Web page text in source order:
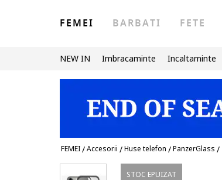
FEMEI BARBATI FETE
NEW IN Imbracaminte Incaltaminte
FEMEI/Accesorii /Huse telefon /PanzerGlass /
STOC EPUIZAT